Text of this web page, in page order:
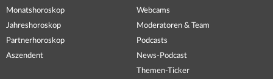
Monatshoroskop
Jahreshoroskop
Partnerhoroskop
Aszendent
Webcams
Moderatoren & Team
Podcasts
News-Podcast
Themen-Ticker